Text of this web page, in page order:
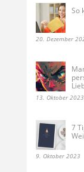
So
20. Dezember
13. Oktober 2023
7
9. Oktober 2023